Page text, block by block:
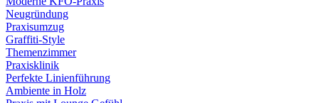
Neugründung
Praxisumzug
Graffiti-Style
Themenzimmer
Praxisklinik
Perfekte Linienführung
Ambiente in Holz